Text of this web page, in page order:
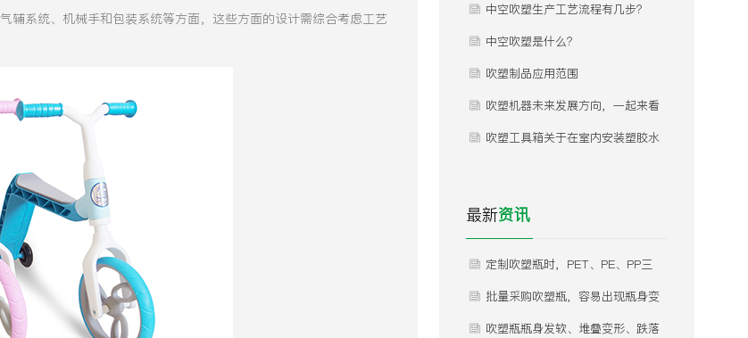
辅系统、机械手和包装系统等方面，这些方面的设计需综合考虑工艺
适合什么产品灌装，有哪些优缺
点？
形、瓶口渗漏、瓶体发白、内部气
泡等问题，这些问题是什么原因导
致的，如何提前规避？
中空吹塑生产工艺流程有几步？
中空吹塑是什么？
吹塑制品应用范围
吹塑机器未来发展方向，一起来看
看！！
吹塑工具箱关于在室内安装塑胶水
最新资讯
定制吹塑瓶时，PET、PE、PP三
种常用材质怎么选？不同材质分别
适合什么产品灌装，有哪些优缺
批量采购吹塑瓶，容易出现瓶身变
形、瓶口渗漏、瓶体发白、内部气
吹塑瓶瓶身发软、堆叠变形、跌落